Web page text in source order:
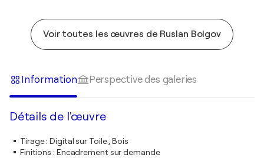
Voir toutes les œuvres de Ruslan Bolgov
Information Perspective des galeries
Détails de l'œuvre
Tirage:Digital sur Toile , Bois
Finitions : Encadrement sur demande